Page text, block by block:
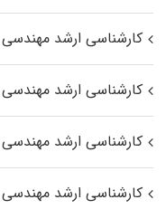
کارشناسی ارشد
کارشناسی ارشد مهندسی
کارشناسی ارشد
کارشناسی ارشد